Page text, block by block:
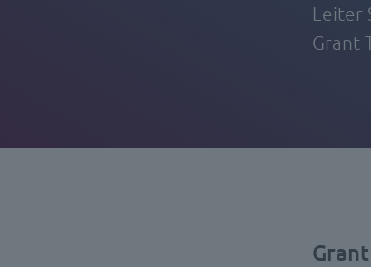
Leiter
Grant